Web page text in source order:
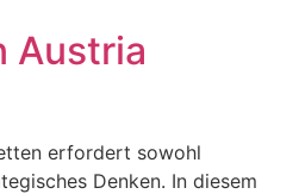
Austria
erfordert sowohl
Denken. In diesem